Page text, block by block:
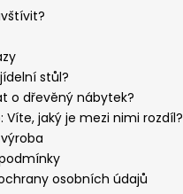
stůl?
o dřevěný nábytek?
Víte, jaký je mezi nimi rozdíl?
osobních údajů